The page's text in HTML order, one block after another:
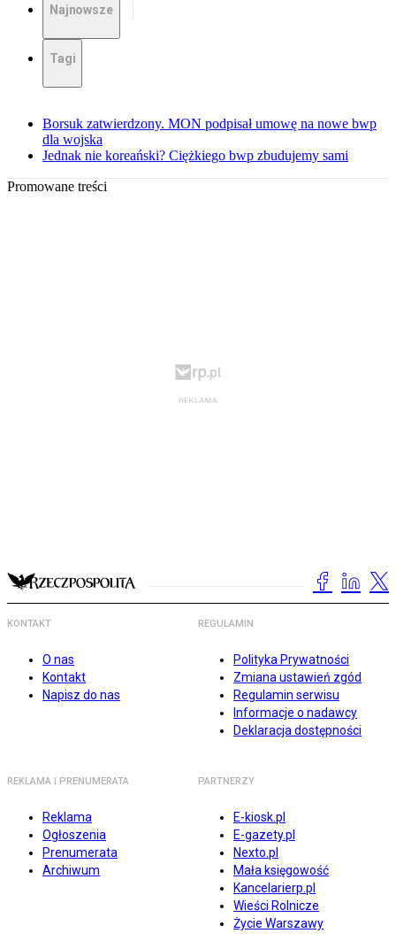
Najnowsze
Tagi
Borsuk zatwierdzony. MON podpisał umowę na nowe bwp
dla wojska
Jednak nie koreański? Ciężkiego bwp zbudujemy sami
Promowane treści
KONTAKT
O nas
Kontakt
Napisz do nas
REGULAMIN
Polityka Prywatności
Zmiana ustawień zgód
Regulamin serwisu
Informacje o nadawcy
Deklaracja dostępności
REKLAMA I PRENUMERATA
Reklama
Ogłoszenia
Prenumerata
Archiwum
PARTNERZY
E-kiosk.pl
E-gazety.pl
Nexto.pl
Mała księgowość
Kancelarierp.pl
Wieści Rolnicze
Życie Warszawy